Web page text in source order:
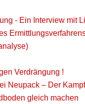
- Ein Interview mit
Verdrängung !
Neupack – Der
gleich machen